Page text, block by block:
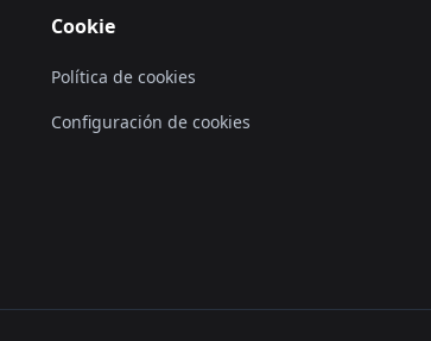
Cookie
Política de cookies
Configuración de cookies